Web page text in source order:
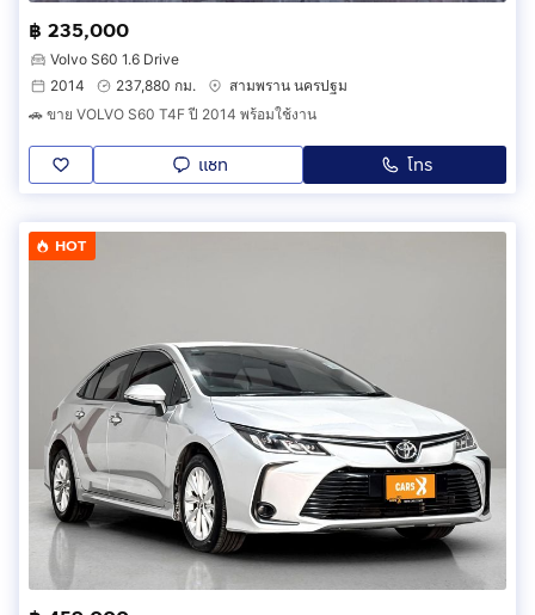
฿ 235,000
Volvo S60 1.6 Drive
2014
237,880 กม.
สามพราน นครปฐม
🚗 ขาย VOLVO S60 T4F ปี 2014 พร้อมใช้งาน
แชท โทร
HOT